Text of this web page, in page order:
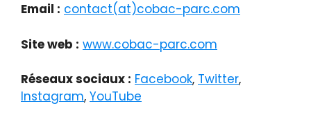
Email : contact(at)cobac-parc.com
Site web : www.cobac-parc.com
Réseaux sociaux : Facebook, Twitter,
Instagram, YouTube